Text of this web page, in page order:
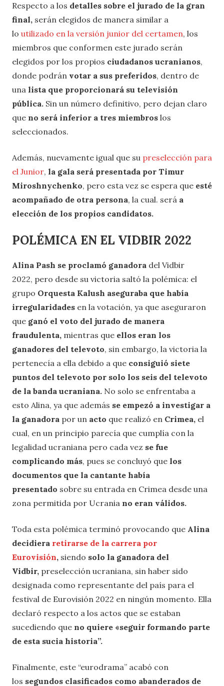
Respecto a los detalles sobre el jurado de la gran
final, serán elegidos de manera similar a
lo utilizado en la versión junior del certamen, los
miembros que conformen este jurado serán
elegidos por los propios ciudadanos ucranianos,
donde podrán votar a sus preferidos, dentro de
una lista que proporcionará su televisión
pública. Sin un número definitivo, pero dejan claro
que no será inferior a tres miembros los
seleccionados.
Además, nuevamente igual que su preselección para
el Junior, la gala será presentada por Timur
Miroshnychenko, pero esta vez se espera que esté
acompañado de otra persona, la cual. será a
elección de los propios candidatos.
POLÉMICA EN EL VIDBIR 2022
Alina Pash se proclamó ganadora del Vidbir
2022, pero desde su victoria saltó la polémica: el
grupo Orquesta Kalush aseguraba que había
irregularidades en la votación, ya que aseguraron
que ganó el voto del jurado de manera
fraudulenta, mientras que ellos eran los
ganadores del televoto, sin embargo, la victoria la
pertenecía a ella debido a que consiguió siete
puntos del televoto por solo los seis del televoto
de la banda ucraniana. No solo se enfrentaba a
esto Alina, ya que además se empezó a investigar a
la ganadora por un acto que realizó en Crimea, el
cual, en un principio parecía que cumplía con la
legalidad ucraniana pero cada vez se fue
complicando más, pues se concluyó que los
documentos que la cantante había
presentado sobre su entrada en Crimea desde una
zona permitida por Ucrania no eran válidos.
Toda esta polémica terminó provocando que Alina
decidiera retirarse de la carrera por
Eurovisión, siendo solo la ganadora del
Vidbir, preselección ucraniana, sin haber sido
designada como representante del país para el
festival de Eurovisión 2022 en ningún momento. Ella
declaró respecto a los actos que se estaban
sucediendo que no quiere «seguir formando parte
de esta sucia historia”.
Finalmente, este “eurodrama” acabó con
los segundos clasificados como abanderados de